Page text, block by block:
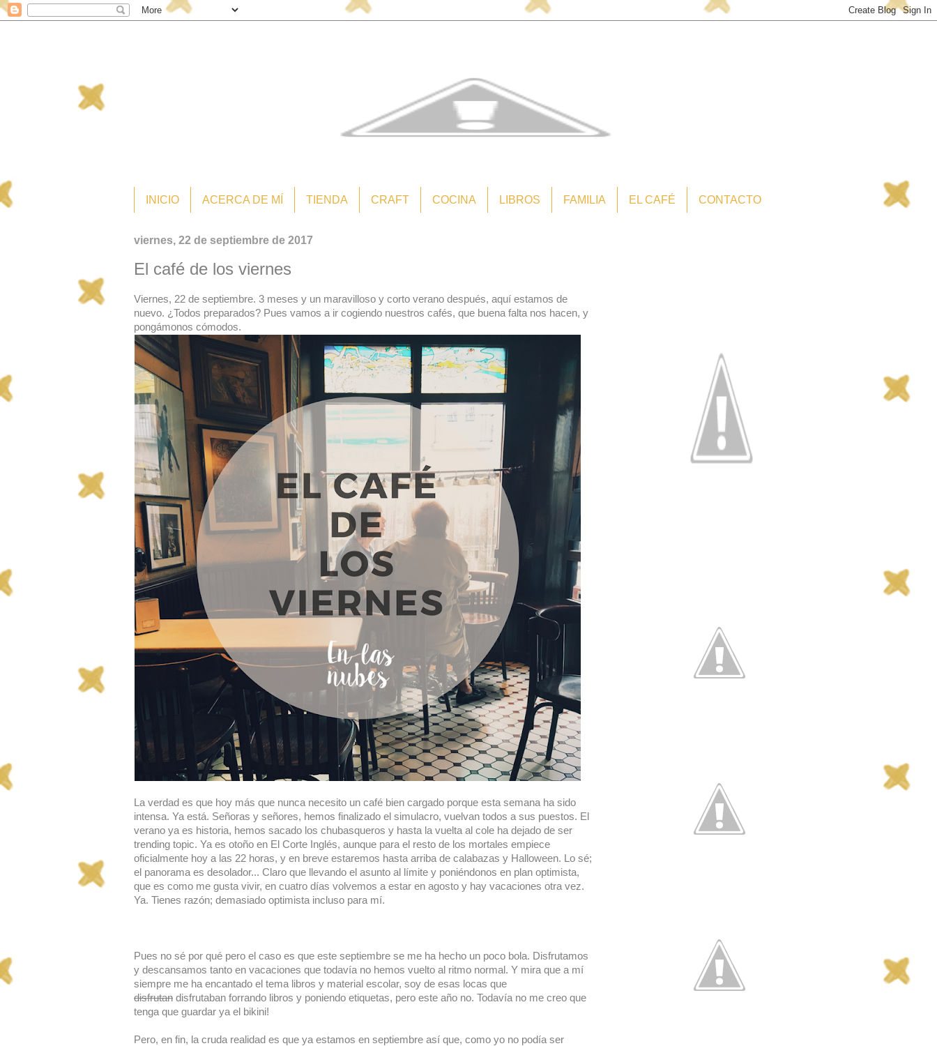
INICIO ACERCA DE MÍ TIENDA CRAFT COCINA LIBROS FAMILIA EL CAFÉ CONTACTO
viernes, 22 de septiembre de 2017
El café de los viernes
Viernes, 22 de septiembre. 3 meses y un maravilloso y corto verano después, aquí estamos de
nuevo. ¿Todos preparados? Pues vamos a ir cogiendo nuestros cafés, que buena falta nos hacen, y
pongámonos cómodos.
La verdad es que hoy más que nunca necesito un café bien cargado porque esta semana ha sido
intensa. Ya está. Señoras y señores, hemos finalizado el simulacro, vuelvan todos a sus puestos. El
verano ya es historia, hemos sacado los chubasqueros y hasta la vuelta al cole ha dejado de ser
trending topic. Ya es otoño en El Corte Inglés, aunque para el resto de los mortales empiece
oficialmente hoy a las 22 horas, y en breve estaremos hasta arriba de calabazas y Halloween. Lo sé;
el panorama es desolador... Claro que llevando el asunto al límite y poniéndonos en plan optimista,
que es como me gusta vivir, en cuatro días volvemos a estar en agosto y hay vacaciones otra vez.
Ya. Tienes razón; demasiado optimista incluso para mí.
Pues no sé por qué pero el caso es que este septiembre se me ha hecho un poco bola. Disfrutamos
y descansamos tanto en vacaciones que todavía no hemos vuelto al ritmo normal. Y mira que a mí
siempre me ha encantado el tema libros y material escolar, soy de esas locas que
disfrutan disfrutaban forrando libros y poniendo etiquetas, pero este año no. Todavía no me creo que
tenga que guardar ya el bikini!
Pero, en fin, la cruda realidad es que ya estamos en septiembre así que, como yo no podía ser